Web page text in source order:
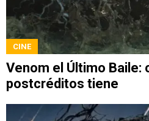
CINE
Venom el Último Baile:
postcréditos tiene